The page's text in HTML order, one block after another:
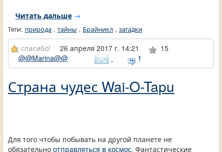
Читать дальше →
Теги: природа , тайны , Брайникл , загадки
спасибо! 26 апреля 2017 г. 14:21
15
@@Marina@@
1
Страна чудес Wai-O-Tapu
Для того чтобы побывать на другой планете не
обязательно отправляться в космос. Фантастические